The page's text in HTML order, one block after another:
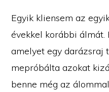
Egyik kliensem az
évekkel korábbi álmát.
amelyet egy darázsraj
mepróbálta azokat
benne még az